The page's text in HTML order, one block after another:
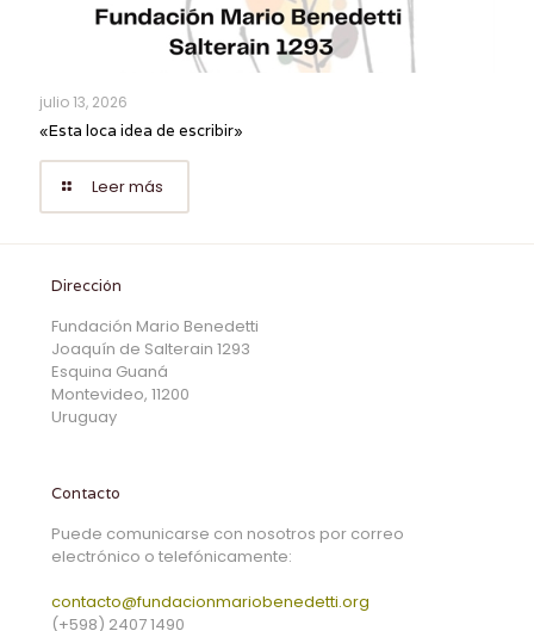
julio 13, 2026
«Esta loca idea de escribir»
Leer más
Dirección
Fundación Mario Benedetti
Joaquín de Salterain 1293
Esquina Guaná
Montevideo, 11200
Uruguay
Contacto
Puede comunicarse con nosotros por correo
electrónico o telefónicamente:
contacto@fundacionmariobenedetti.org
(+598) 2407 1490